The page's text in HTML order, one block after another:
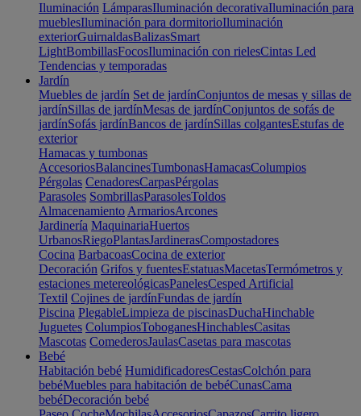
Iluminación LámparasIluminación decorativaIluminación para
mueblesIluminación para dormitorioIluminación
exteriorGuirnaldasBalizasSmart
LightBombillasFocosIluminación con rielesCintas Led
Tendencias y temporadas
Jardín
Muebles de jardín Set de jardínConjuntos de mesas y sillas de
jardínSillas de jardínMesas de jardínConjuntos de sofás de
jardínSofás jardínBancos de jardínSillas colgantesEstufas de
exterior
Hamacas y tumbonas
AccesoriosBalancinesTumbonasHamacasColumpios
Pérgolas CenadoresCarpasPérgolas
Parasoles SombrillasParasolesToldos
Almacenamiento ArmariosArcones
Jardinería MaquinariaHuertos
UrbanosRiegoPlantasJardinerasCompostadores
Cocina BarbacoasCocina de exterior
Decoración Grifos y fuentesEstatuasMacetasTermómetros y
estaciones metereológicasPanelesCesped Artificial
Textil Cojines de jardínFundas de jardín
Piscina PlegableLimpieza de piscinasDuchaHinchable
Juguetes ColumpiosToboganesHinchablesCasitas
Mascotas ComederosJaulasCasetas para mascotas
Bebé
Habitación bebé HumidificadoresCestasColchón para
bebéMuebles para habitación de bebéCunasCama
bebéDecoración bebé